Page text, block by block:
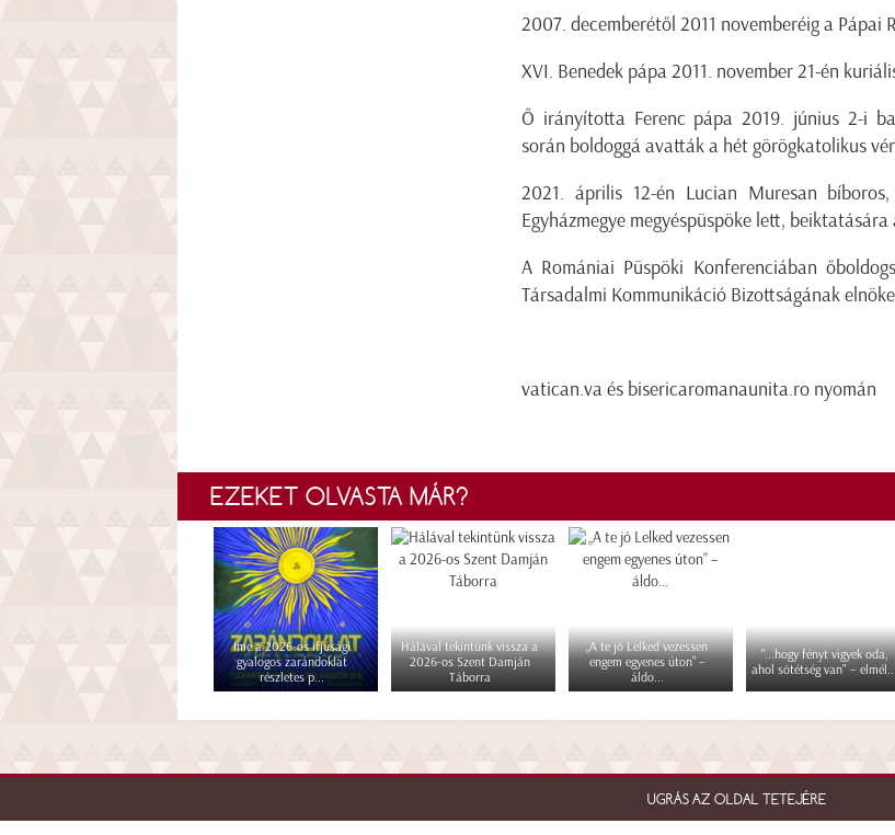
2007. decemberétől 2011 novemberéig a Pápai
XVI. Benedek pápa 2011. november 21-én
Ő irányította Ferenc pápa 2019. június 2-i
során boldoggá avatták a hét görögkatolikus
2021. április 12-én Lucian Muresan bíboros,
Egyházmegye megyéspüspöke lett,
A Romániai Püspöki Konferenciában
Társadalmi Kommunikáció Bizottságának
vatican.va és bisericaromanaunita.ro nyomán
EZEKET OLVASTA MÁR?
Íme a 2026-os ifjúsági
gyalogos zarándoklat
részletes p...
Hálával tekintünk vissza a
2026-os Szent Damján
Táborra
„A te jó Lelked vezessen
engem egyenes úton” –
áldo...
"...hogy fényt vigyek oda,
ahol sötétség van" – elmél...
UGRÁS AZ OLDAL TETEJÉRE